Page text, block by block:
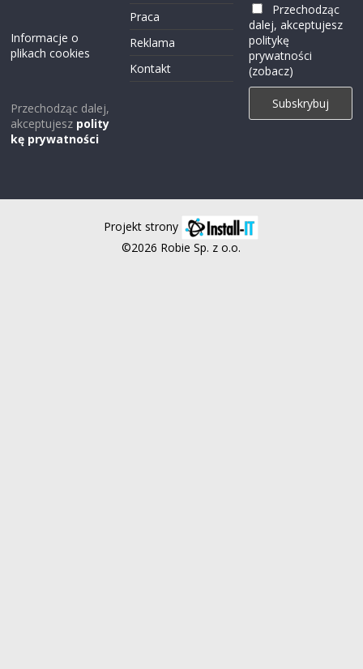
Informacje o
plikach cookies
Przechodząc dalej,
akceptujesz polity
kę prywatności
Praca
Reklama
Kontakt
Przechodząc
dalej, akceptujesz
politykę
prywatności
(zobacz)
Projekt strony
©2026 Robie Sp. z o.o.